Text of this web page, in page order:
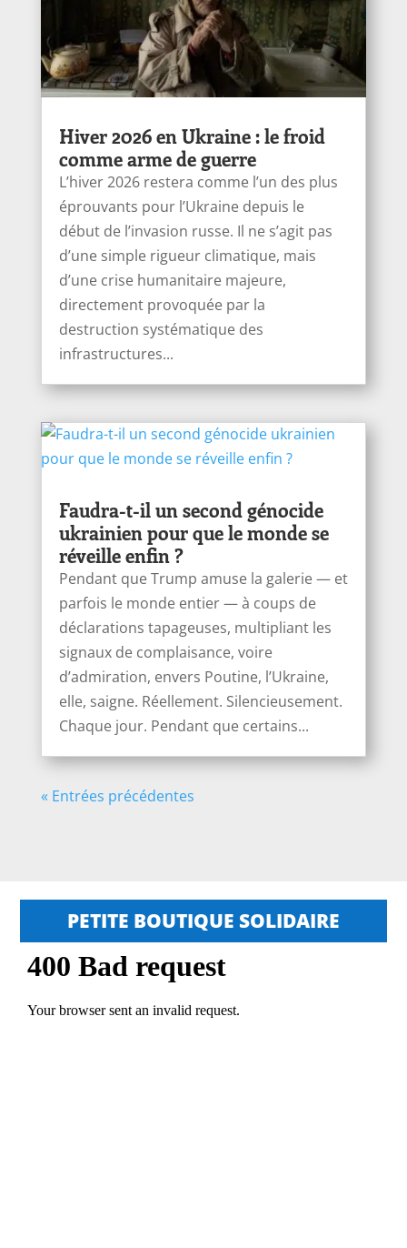
Hiver 2026 en Ukraine : le froid
comme arme de guerre
L’hiver 2026 restera comme l’un des plus
éprouvants pour l’Ukraine depuis le
début de l’invasion russe. Il ne s’agit pas
d’une simple rigueur climatique, mais
d’une crise humanitaire majeure,
directement provoquée par la
destruction systématique des
infrastructures...
Faudra-t-il un second génocide
ukrainien pour que le monde se
réveille enfin ?
Pendant que Trump amuse la galerie — et
parfois le monde entier — à coups de
déclarations tapageuses, multipliant les
signaux de complaisance, voire
d’admiration, envers Poutine, l’Ukraine,
elle, saigne. Réellement. Silencieusement.
Chaque jour. Pendant que certains...
« Entrées précédentes
PETITE BOUTIQUE SOLIDAIRE